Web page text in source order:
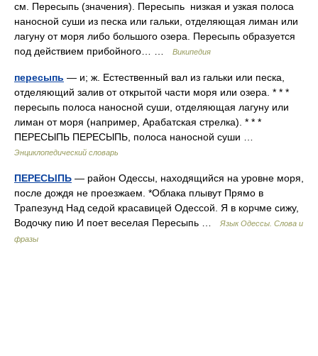
см. Пересыпь (значения). Пересыпь низкая и узкая полоса
наносной суши из песка или гальки, отделяющая лиман или
лагуну от моря либо большого озера. Пересыпь образуется
под действием прибойного… …
Википедия
пересыпь — и; ж. Естественный вал из гальки или песка,
отделяющий залив от открытой части моря или озера. * * *
пересыпь полоса наносной суши, отделяющая лагуну или
лиман от моря (например, Арабатская стрелка). * * *
ПЕРЕСЫПЬ ПЕРЕСЫПЬ, полоса наносной суши …
Энциклопедический словарь
ПЕРЕСЫПЬ — район Одессы, находящийся на уровне моря,
после дождя не проезжаем. *Облака плывут Прямо в
Трапезунд Над седой красавицей Одессой. Я в корчме сижу,
Водочку пию И поет веселая Пересыпь …
Язык Одессы. Слова и
фразы